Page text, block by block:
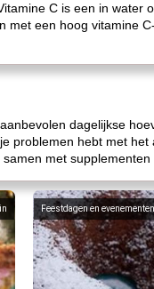
C is een in water
een hoog vitamine
dagelijkse
hebt met
met supplementen
Feestdagen en evenementen